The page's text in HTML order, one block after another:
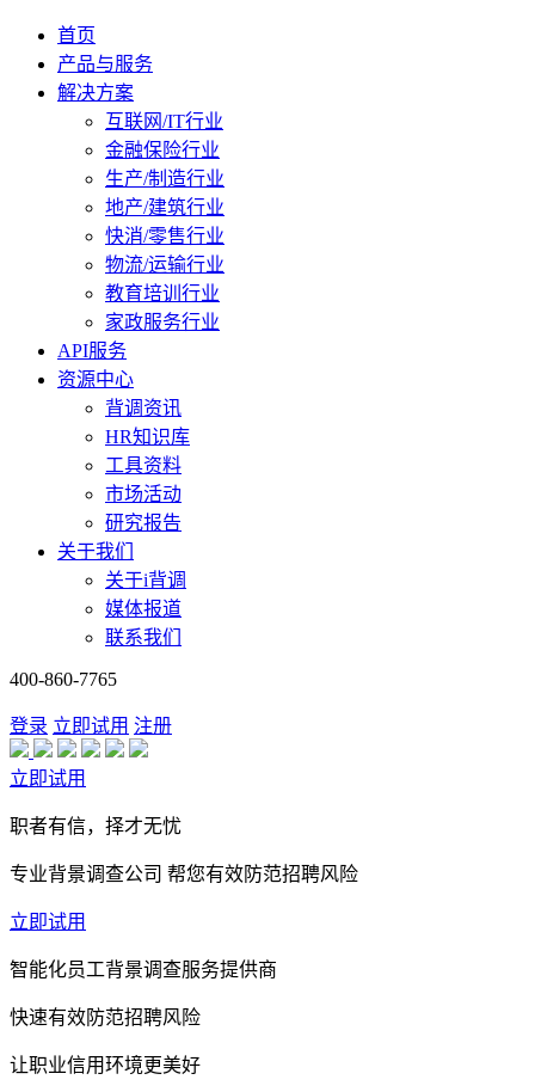
首页
产品与服务
解决方案
互联网/IT行业
金融保险行业
生产/制造行业
地产/建筑行业
快消/零售行业
物流/运输行业
教育培训行业
家政服务行业
API服务
资源中心
背调资讯
HR知识库
工具资料
市场活动
研究报告
关于我们
关于i背调
媒体报道
联系我们
400-860-7765
登录 立即试用 注册
立即试用
职者有信，择才无忧
专业背景调查公司 帮您有效防范招聘风险
立即试用
智能化员工背景调查服务提供商
快速有效防范招聘风险
让职业信用环境更美好